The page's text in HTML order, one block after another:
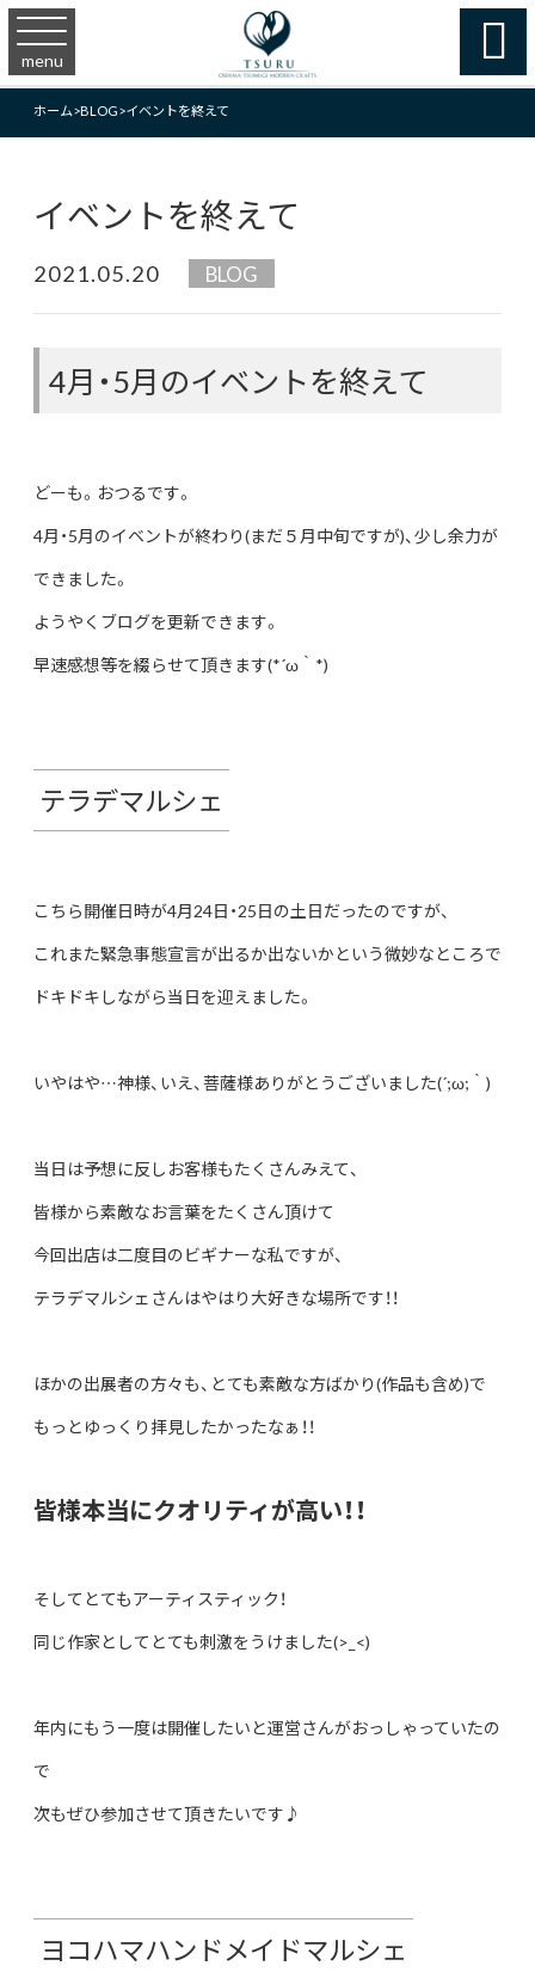
menu 
ホーム>BLOG>イベントを終えて
イベントを終えて
2021.05.20 BLOG
4月・5月のイベントを終えて
どーも。おつるです。
4月・5月のイベントが終わり(まだ５月中旬ですが)、少し余力が
できました。
ようやくブログを更新できます。
早速感想等を綴らせて頂きます(*´ω｀*)
テラデマルシェ
こちら開催日時が4月24日・25日の土日だったのですが、
これまた緊急事態宣言が出るか出ないかという微妙なところで
ドキドキしながら当日を迎えました。
いやはや…神様、いえ、菩薩様ありがとうございました(´;ω;｀)
当日は予想に反しお客様もたくさんみえて、
皆様から素敵なお言葉をたくさん頂けて
今回出店は二度目のビギナーな私ですが、
テラデマルシェさんはやはり大好きな場所です！！
ほかの出展者の方々も、とても素敵な方ばかり(作品も含め)で
もっとゆっくり拝見したかったなぁ！！
皆様本当にクオリティが高い！！
そしてとてもアーティスティック！
同じ作家としてとても刺激をうけました(>_<)
年内にもう一度は開催したいと運営さんがおっしゃっていたの
で
次もぜひ参加させて頂きたいです♪
ヨコハマハンドメイドマルシェ